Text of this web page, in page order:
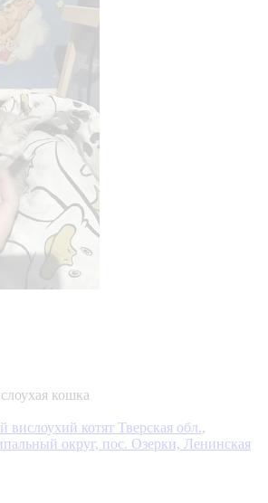
кошка
вислоухий котят Тверская обл.,
округ, пос. Озерки, Ленинская